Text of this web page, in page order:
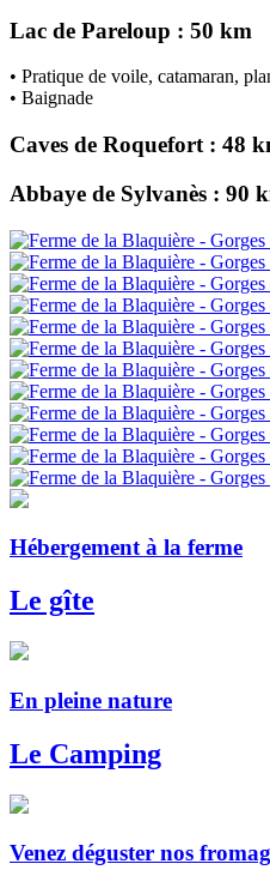
Lac de Pareloup : 50 km
• Pratique de voile, catamaran,
• Baignade
Caves de Roquefort : 48
Abbaye de Sylvanès : 90
Hébergement à la ferme
Le gîte
En pleine nature
Le Camping
Venez déguster nos